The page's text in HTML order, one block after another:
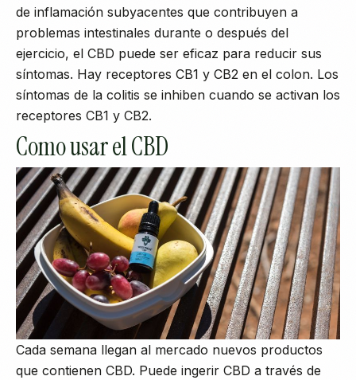
de inflamación subyacentes que contribuyen a
problemas intestinales durante o después del
ejercicio, el CBD puede ser eficaz para reducir sus
síntomas. Hay receptores CB1 y CB2 en el colon. Los
síntomas de la colitis se inhiben cuando se activan los
receptores CB1 y CB2.
Como usar el CBD
Cada semana llegan al mercado nuevos productos
que contienen CBD. Puede ingerir CBD a través de